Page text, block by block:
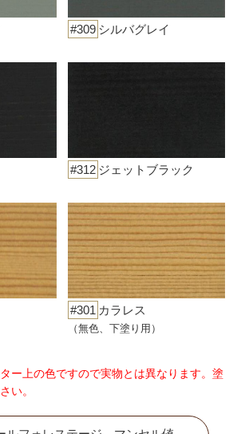
#301 カラレス
（無色、下塗り用）
#309 シルバグレイ
#312 ジェットブラック
ー上の色ですので実物とは異なります。塗
い。